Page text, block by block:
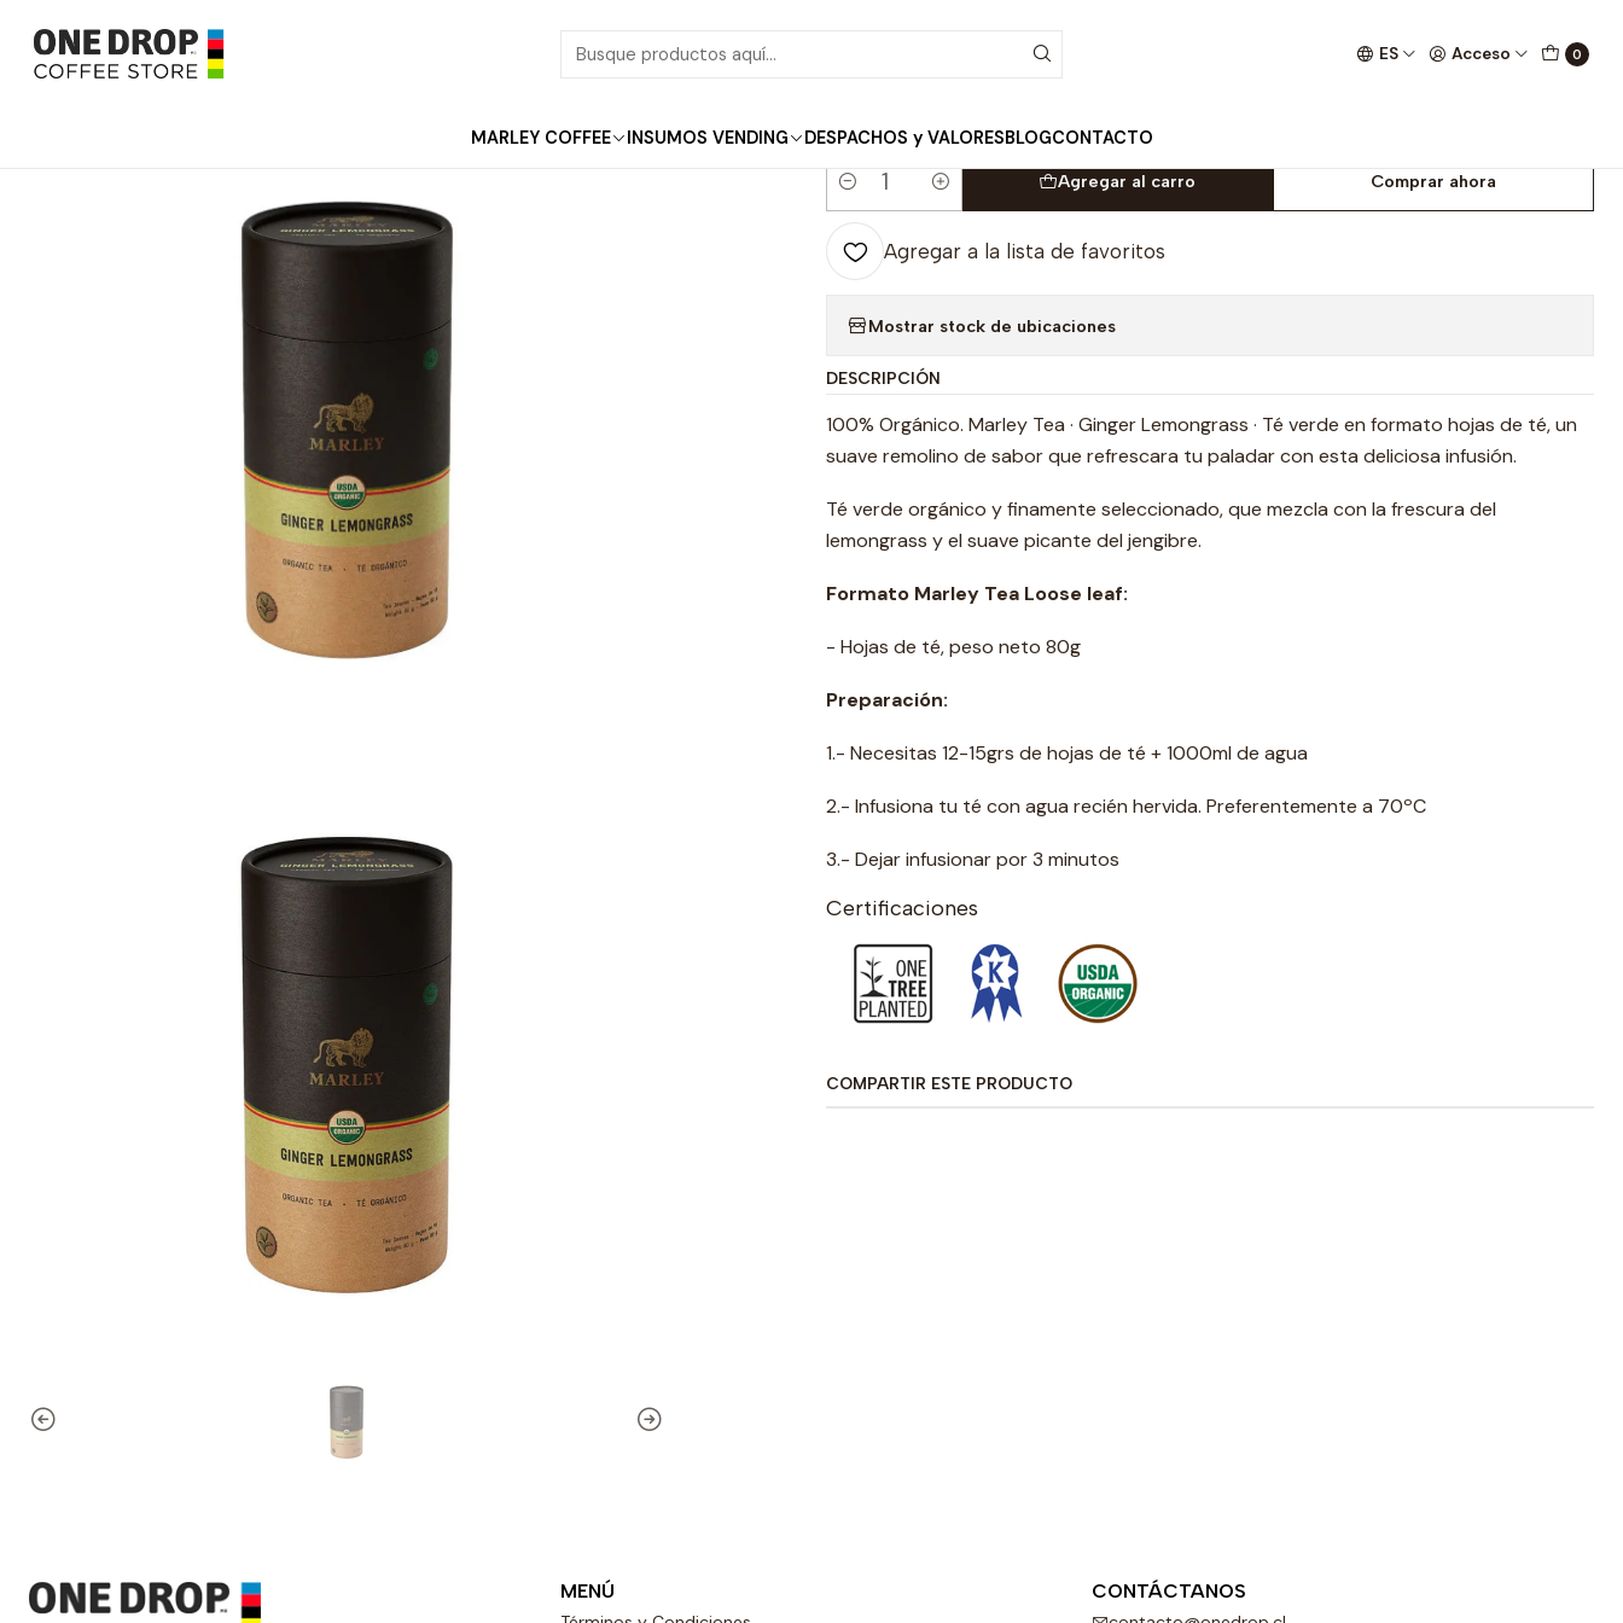
ES Acceso 0
MARLEY COFFEE INSUMOS VENDING DESPACHOS y VALORESBLOGCONTACTO
Inicio Marley Tea Marley · Ginger Lemongrass · Loose leaf · Té Verde
Marley · Ginger Lemongrass · Loose leaf · Té Verde
Cantidad
Agregar al carro Comprar ahora
Agregar a la lista de favoritos
Mostrar stock de ubicaciones
DESCRIPCIÓN
100% Orgánico. Marley Tea · Ginger Lemongrass · Té verde en formato hojas de té, un
suave remolino de sabor que refrescara tu paladar con esta deliciosa infusión.
Té verde orgánico y finamente seleccionado, que mezcla con la frescura del
lemongrass y el suave picante del jengibre.
Formato Marley Tea Loose leaf:
- Hojas de té, peso neto 80g
Preparación:
1.- Necesitas 12-15grs de hojas de té + 1000ml de agua
2.- Infusiona tu té con agua recién hervida. Preferentemente a 70ºC
3.- Dejar infusionar por 3 minutos
Certificaciones
COMPARTIR ESTE PRODUCTO
MENÚ CONTÁCTANOS